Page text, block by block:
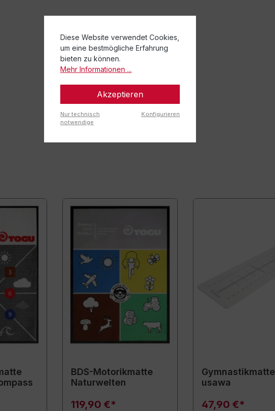
BDS-Motorikmatte
Naturwelten
119,90 €*
Gymnastikmatte
usawa
47,90 €*
Diese Website verwendet Cookies,
um eine bestmögliche Erfahrung
bieten zu können.
Mehr Informationen ...
Akzeptieren
Nur technisch
notwendige
Konfigurieren